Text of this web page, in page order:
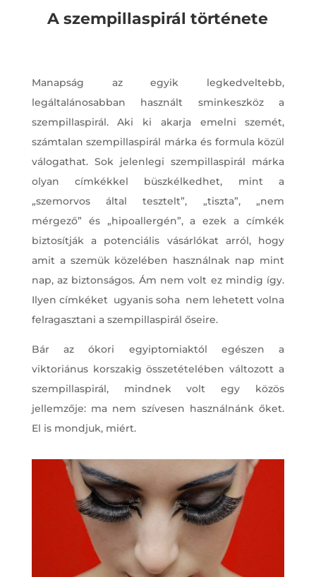
A szempillaspirál története
Manapság az egyik legkedveltebb,
legáltalánosabban használt sminkeszköz a
szempillaspirál. Aki ki akarja emelni szemét,
számtalan szempillaspirál márka és formula közül
válogathat. Sok jelenlegi szempillaspirál márka
olyan címkékkel büszkélkedhet, mint a
„szemorvos által tesztelt”, „tiszta”, „nem
mérgező” és „hipoallergén”, a ezek a címkék
biztosítják a potenciális vásárlókat arról, hogy
amit a szemük közelében használnak nap mint
nap, az biztonságos. Ám nem volt ez mindig így.
Ilyen címkéket ugyanis soha nem lehetett volna
felragasztani a szempillaspirál őseire.
Bár az ókori egyiptomiaktól egészen a
viktoriánus korszakig összetételében változott a
szempillaspirál, mindnek volt egy közös
jellemzője: ma nem szívesen használnánk őket.
El is mondjuk, miért.